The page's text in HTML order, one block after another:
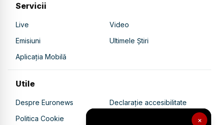
×
Servicii
Live
Video
Emisiuni
Ultimele Știri
Aplicația Mobilă
Utile
Despre Euronews
Declarație accesibilitate
Politica Cookie
Politica de confidențialitate